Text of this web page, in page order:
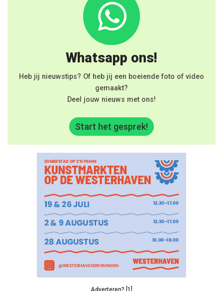
Whatsapp ons!
Heb jij nieuwstips? Of heb jij een boeiende foto of video
gemaakt?
Deel jouw nieuws met ons!
Start het gesprek!
Adverteren? [1]